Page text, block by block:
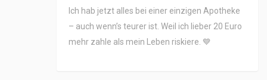
Ich hab jetzt alles bei einer einzigen Apotheke
– auch wenn’s teurer ist. Weil ich lieber 20 Euro
mehr zahle als mein Leben riskiere. 💙